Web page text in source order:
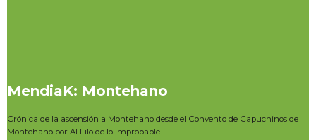
MendiaK: Montehano
Crónica de la ascensión a Montehano desde el Convento de Capuchinos de
Montehano por Al Filo de lo Improbable.